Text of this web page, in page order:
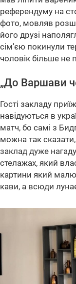
референдуму на
фото, мовляв
його друзі
сім’єю покинули
чоловік більше
„До Варшави
Гості закладу
навідуються в
матч, бо самі з
можна так сказати,
заклад дуже
стелажах, який
картини який
кави, а всюди